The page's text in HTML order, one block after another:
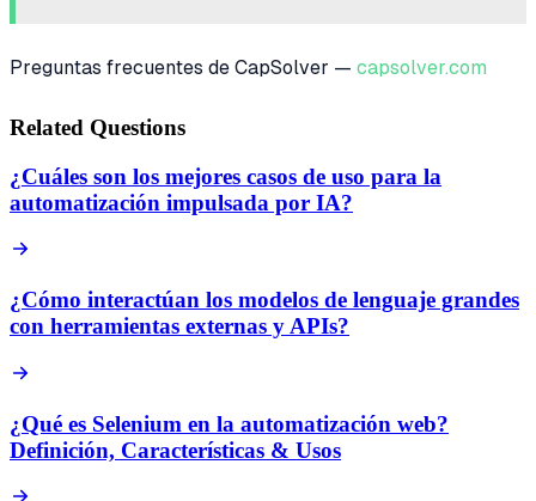
Preguntas frecuentes de CapSolver — capsolver.com
Related Questions
¿Cuáles son los mejores casos de uso para la
automatización impulsada por IA?
¿Cómo interactúan los modelos de lenguaje grandes
con herramientas externas y APIs?
¿Qué es Selenium en la automatización web?
Definición, Características & Usos